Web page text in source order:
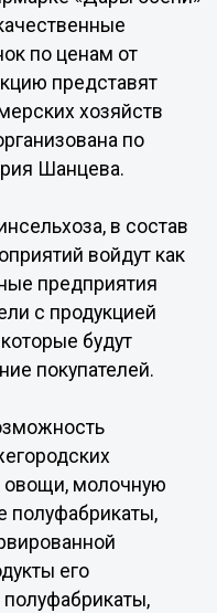
по ценам от
представят
хозяйств
по
Шанцева.
в состав
войдут как
предприятия
с продукцией
будут
покупателей.
овощи, молочную
полуфабрикаты,
его